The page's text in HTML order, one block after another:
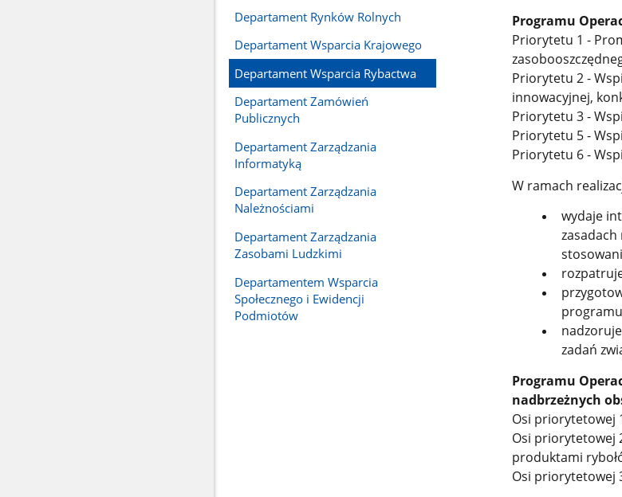
Departament Rynków Rolnych
Departament Wsparcia Krajowego
Departament Wsparcia Rybactwa
Departament Zamówień
Publicznych
Departament Zarządzania
Informatyką
Departament Zarządzania
Należnościami
Departament Zarządzania
Zasobami Ludzkimi
Departamentem Wsparcia
Społecznego i Ewidencji
Podmiotów
Programu
Priorytetu 1 -
Priorytetu 2 -
innowacyjnej,
Priorytetu 3 -
Priorytetu 5 -
Priorytetu 6 -
W ramach
wydaje
zadań
Programu
nadbrzeżnych
Osi priorytetowej
Osi priorytetowej
produktami
Osi priorytetowej